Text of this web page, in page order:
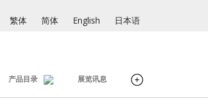
繁体 简体 English 日本语
产品目录 展览讯息